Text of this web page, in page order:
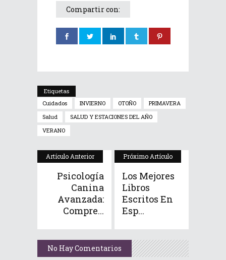
Compartir con:
Etiquetas
Cuidados
INVIERNO OTOÑO
PRIMAVERA
Salud
SALUD Y ESTACIONES DEL AÑO
VERANO
Artículo Anterior
Psicología
Canina
Avanzada:
Compre...
Próximo Artículo
Los Mejores
Libros
Escritos En
Esp...
No Hay Comentarios